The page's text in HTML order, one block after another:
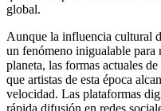
global.
Aunque la influencia cultural
un fenómeno inigualable para
planeta, las formas actuales
que artistas de esta época
velocidad. Las plataformas